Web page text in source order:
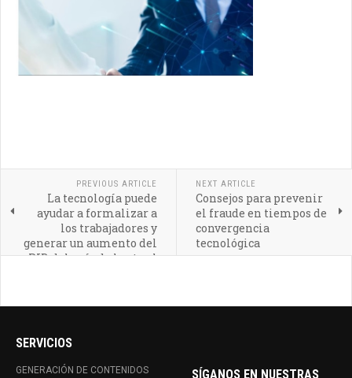
PREVIOUS ARTICLE
La tecnología puede
ayudar a formalizar a
los trabajadores y
generar un aumento del
PIB del país de hasta el
NEXT ARTICLE
Consejos para prevenir
el fraude en tiempos de
convergencia
tecnológica
SERVICIOS
GENERACIÓN DE CONTENIDOS SÍGANOS EN NUESTRAS